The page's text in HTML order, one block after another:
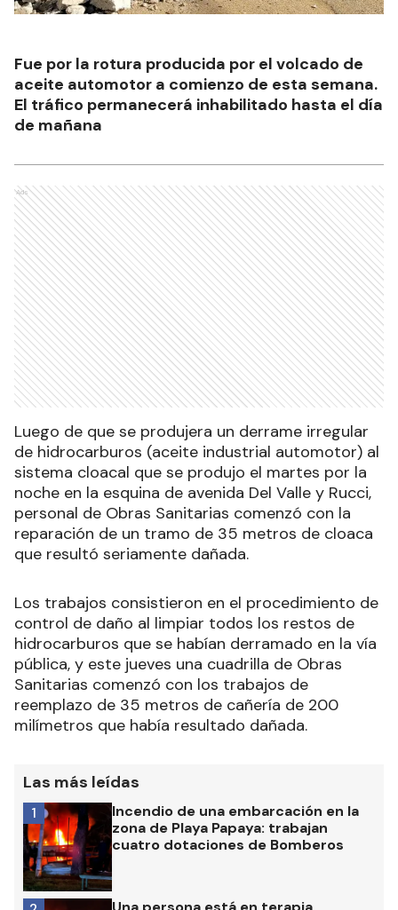
Fue por la rotura producida por el volcado de
aceite automotor a comienzo de esta semana.
El tráfico permanecerá inhabilitado hasta el día
de mañana
Ads
Luego de que se produjera un derrame irregular
de hidrocarburos (aceite industrial automotor) al
sistema cloacal que se produjo el martes por la
noche en la esquina de avenida Del Valle y Rucci,
personal de Obras Sanitarias comenzó con la
reparación de un tramo de 35 metros de cloaca
que resultó seriamente dañada.
Los trabajos consistieron en el procedimiento de
control de daño al limpiar todos los restos de
hidrocarburos que se habían derramado en la vía
pública, y este jueves una cuadrilla de Obras
Sanitarias comenzó con los trabajos de
reemplazo de 35 metros de cañería de 200
milímetros que había resultado dañada.
Las más leídas
Incendio de una embarcación en la
zona de Playa Papaya: trabajan
cuatro dotaciones de Bomberos
1